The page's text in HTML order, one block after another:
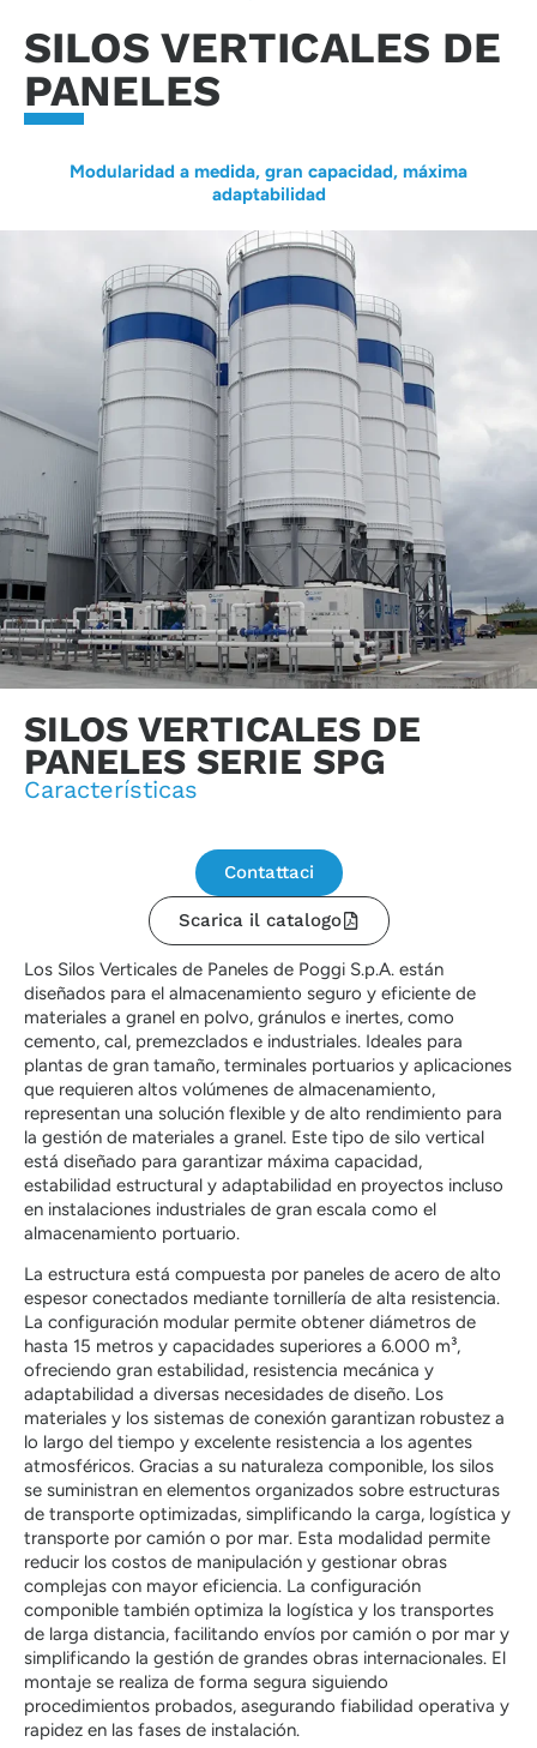
SILOS VERTICALES DE
PANELES
Modularidad a medida, gran capacidad, máxima
adaptabilidad
SILOS VERTICALES DE
PANELES SERIE SPG
Características
Contattaci
Scarica il catalogo
Los Silos Verticales de Paneles de Poggi S.p.A. están
diseñados para el almacenamiento seguro y eficiente de
materiales a granel en polvo, gránulos e inertes, como
cemento, cal, premezclados e industriales. Ideales para
plantas de gran tamaño, terminales portuarios y aplicaciones
que requieren altos volúmenes de almacenamiento,
representan una solución flexible y de alto rendimiento para
la gestión de materiales a granel. Este tipo de silo vertical
está diseñado para garantizar máxima capacidad,
estabilidad estructural y adaptabilidad en proyectos incluso
en instalaciones industriales de gran escala como el
almacenamiento portuario.
La estructura está compuesta por paneles de acero de alto
espesor conectados mediante tornillería de alta resistencia.
La configuración modular permite obtener diámetros de
hasta 15 metros y capacidades superiores a 6.000 m³,
ofreciendo gran estabilidad, resistencia mecánica y
adaptabilidad a diversas necesidades de diseño. Los
materiales y los sistemas de conexión garantizan robustez a
lo largo del tiempo y excelente resistencia a los agentes
atmosféricos. Gracias a su naturaleza componible, los silos
se suministran en elementos organizados sobre estructuras
de transporte optimizadas, simplificando la carga, logística y
transporte por camión o por mar. Esta modalidad permite
reducir los costos de manipulación y gestionar obras
complejas con mayor eficiencia. La configuración
componible también optimiza la logística y los transportes
de larga distancia, facilitando envíos por camión o por mar y
simplificando la gestión de grandes obras internacionales. El
montaje se realiza de forma segura siguiendo
procedimientos probados, asegurando fiabilidad operativa y
rapidez en las fases de instalación.